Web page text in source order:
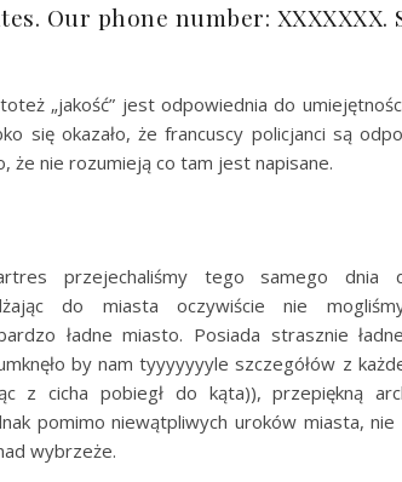
Our phone number: XXXXXXX.
„jakość” jest odpowiednia do
się okazało, że francuscy policjanci są
że nie rozumieją co tam jest napisane.
przejechaliśmy tego samego dnia
do miasta oczywiście nie
ładne miasto. Posiada strasznie
by nam tyyyyyyyle szczegółów z
z cicha pobiegł do kąta)), przepiękną
pomimo niewątpliwych uroków miasta, nie
wybrzeże.